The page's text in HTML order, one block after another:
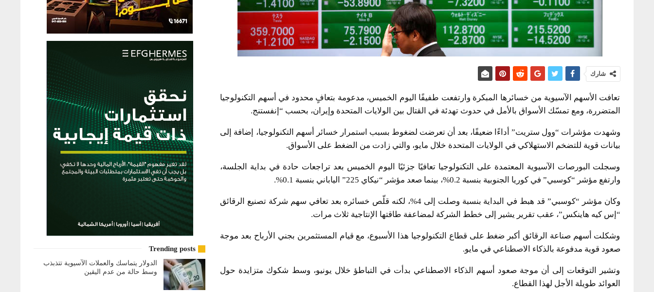
شارك
تعافت الأسهم الآسيوية من خسائرها المبكرة وارتفعت طفيفًا اليوم الخميس، مدعومة بتعافٍ محدود في أسهم التكنولوجيا
المتضررة، ومع تمسّك الأسواق بالأمل في حدوث تهدئة في القتال بين الولايات المتحدة وإيران، بحسب “إنفستنج.
وشهدت مؤشرات “وول ستريت” أداءًا ضعيفًا، بعد أن تعرضت لضغوط بسبب استمرار خسائر أسهم التكنولوجيا، إضافة إلى
بيانات قوية للتضخم الاستهلاكي في الولايات المتحدة خلال مايو، والتي زادت من الضغط على الأسواق.
وسجلت البورصات الآسيوية المعتمدة على التكنولوجيا تعافيًا جزئيًا اليوم الخميس بعد تراجعات حادة في بداية الجلسة،
وارتفع مؤشر “كوسبي” في كوريا الجنوبية بنسبة 0.2%، بينما صعد مؤشر “نيكاي 225” الياباني بنسبة 0.1%.
وكان مؤشر “كوسبي” قد هبط في البداية بنسبة وصلت إلى 4%، لكنه قلّص خسائره بعد تعافي سهم شركة تصنيع الرقائق
“إس كيه هاينكس”، عقب تقرير يشير إلى خطط الشركة لمضاعفة طاقتها الإنتاجية ثلاث مرات.
وشكلت أسهم صناعة الرقائق أكبر ضغط على قطاع التكنولوجيا هذا الأسبوع، مع قيام المستثمرين بجني الأرباح بعد موجة
صعود قوية مدفوعة بالذكاء الاصطناعي في مايو.
وتشير التوقعات إلى أن موجة صعود أسهم الذكاء الاصطناعي بدأت في التباطؤ خلال يونيو، وسط شكوك متزايدة حول
العوائد طويلة الأجل لهذا القطاع.
Trending posts
الدولار يتماسك والعملات الآسيوية تتذبذب
وسط حالة من عدم اليقين